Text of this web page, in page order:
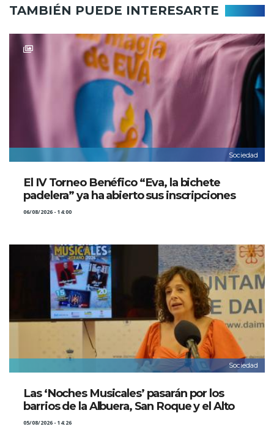
TAMBIÉN PUEDE INTERESARTE
Sociedad
El IV Torneo Benéfico “Eva, la bichete
padelera” ya ha abierto sus inscripciones
06/08/2026 - 14:00
Sociedad
Las ‘Noches Musicales’ pasarán por los
barrios de la Albuera, San Roque y el Alto
05/08/2026 - 14:26